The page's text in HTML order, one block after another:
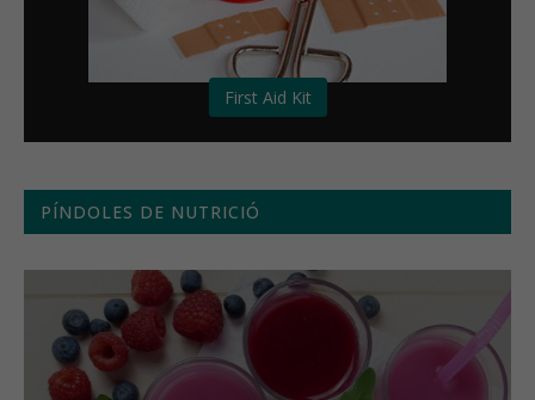
First Aid Kit
PÍNDOLES DE NUTRICIÓ